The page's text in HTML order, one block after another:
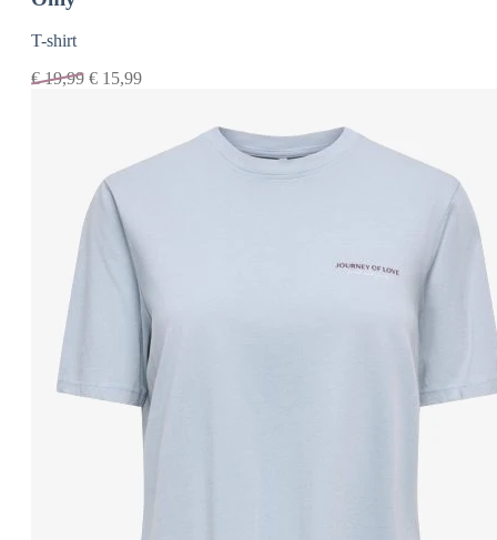
T-shirt
€19,99 € 15,99